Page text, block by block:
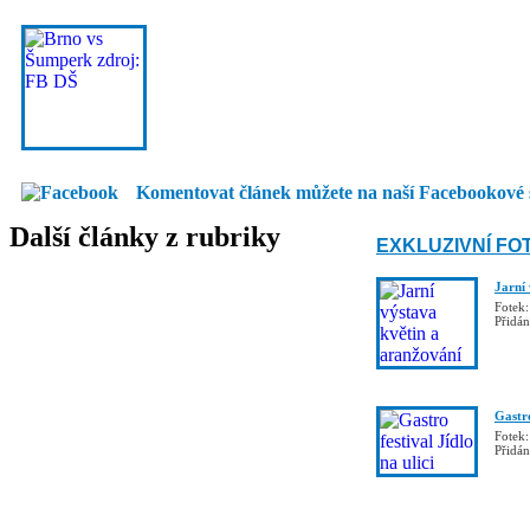
Komentovat článek můžete na naší Facebookové
Další články z rubriky EXKLUZIVNÍ
Jarní